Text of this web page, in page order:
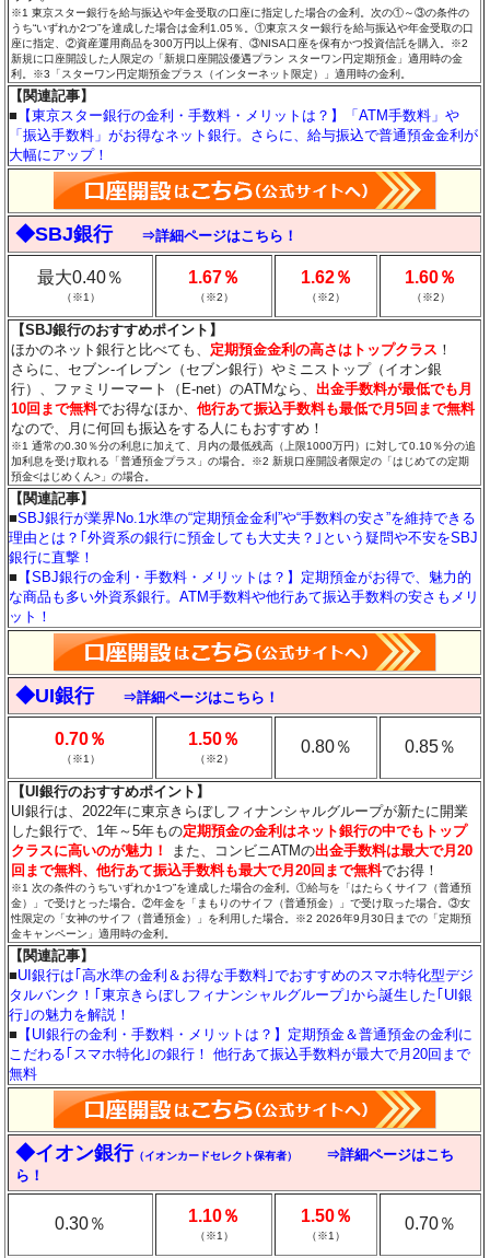
※1 東京スター銀行を給与振込や年金受取の口座に指定した場合の金利。次の①～③の条件の
うち“いずれか2つ”を達成した場合は金利1.05％。①東京スター銀行を給与振込や年金受取の口
座に指定、②資産運用商品を300万円以上保有、③NISA口座を保有かつ投資信託を購入。※2
新規に口座開設した人限定の「新規口座開設優遇プラン スターワン円定期預金」適用時の金
利。※3「スターワン円定期預金プラス（インターネット限定）」適用時の金利。
【関連記事】
■ 【東京スター銀行の金利・手数料・メリットは？】「ATM手数料」や
「振込手数料」がお得なネット銀行。さらに、給与振込で普通預金金利が
大幅にアップ！
◆SBJ銀行 ⇒詳細ページはこちら！
最大0.40％
（※1）
1.67％
（※2）
1.62％
（※2）
1.60％
（※2）
【SBJ銀行のおすすめポイント】
ほかのネット銀行と比べても、 定期預金金利の高さはトップクラス ！
さらに、セブン-イレブン（セブン銀行）やミニストップ（イオン銀
行）、ファミリーマート（E-net）のATMなら、出金手数料が最低でも月
10回まで無料でお得なほか、他行あて振込手数料も最低で月5回まで無料
なので、月に何回も振込をする人にもおすすめ！
※1 通常の0.30％分の利息に加えて、月内の最低残高（上限1000万円）に対して0.10％分の追
加利息を受け取れる「普通預金プラス」の場合。※2 新規口座開設者限定の「はじめての定期
預金<はじめくん>」の場合。
【関連記事】
■SBJ銀行が業界No.1水準の“定期預金金利”や“手数料の安さ”を維持できる
理由とは？｢外資系の銀行に預金しても大丈夫？｣という疑問や不安をSBJ
銀行に直撃！
■ 【SBJ銀行の金利・手数料・メリットは？】定期預金がお得で、魅力的
な商品も多い外資系銀行。ATM手数料や他行あて振込手数料の安さもメリ
ット！
◆UI銀行 ⇒詳細ページはこちら！
0.70％
（※1）
1.50％
（※2）
0.80％ 0.85％
【UI銀行のおすすめポイント】
UI銀行は、2022年に東京きらぼしフィナンシャルグループが新たに開業
した銀行で、1年～5年もの定期預金の金利はネット銀行の中でもトップ
クラスに高いのが魅力 ！ また、コンビニATMの出金手数料は最大で月20
回まで無料、他行あて振込手数料も最大で月20回まで無料でお得！
※1 次の条件のうち“いずれか1つ”を達成した場合の金利。①給与を「はたらくサイフ（普通預
金）」で受けとった場合。②年金を「まもりのサイフ（普通預金）」で受け取った場合。③女
性限定の「女神のサイフ（普通預金）」を利用した場合。※2 2026年9月30日までの「定期預
金キャンペーン」適用時の金利。
【関連記事】
■UI銀行は｢高水準の金利＆お得な手数料｣でおすすめのスマホ特化型デジ
タルバンク！｢東京きらぼしフィナンシャルグループ｣から誕生した｢UI銀
行｣の魅力を解説！
■ 【UI銀行の金利・手数料・メリットは？】定期預金＆普通預金の金利に
こだわる｢スマホ特化｣の銀行！ 他行あて振込手数料が最大で月20回まで
無料
◆イオン銀行（イオンカードセレクト保有者）
⇒詳細ページはこち
ら！
0.30％ 1.10％
（※1）
1.50％
（※1）
0.70％